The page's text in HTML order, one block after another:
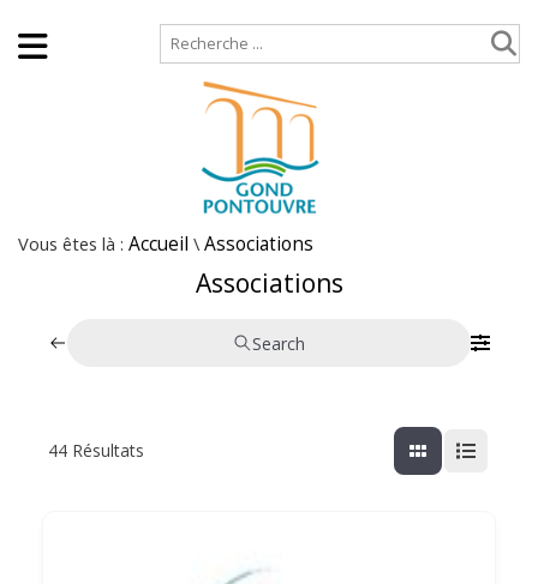
Vous êtes là : Accueil \ Associations
Associations
Search
44 Résultats